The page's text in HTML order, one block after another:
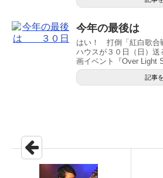
今年の最後は
はい！ 打倒「紅白歌合
ハウスが３０日（日）
画イベント『Over Light
記事